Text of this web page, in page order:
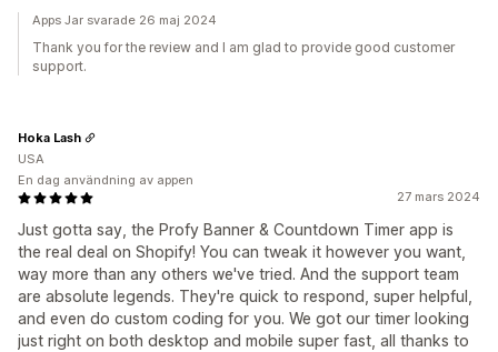
Apps Jar svarade 26 maj 2024
Thank you for the review and I am glad to provide good customer
support.
27 mars 2024
Just gotta say, the Profy Banner & Countdown Timer app is
the real deal on Shopify! You can tweak it however you want,
way more than any others we've tried. And the support team
are absolute legends. They're quick to respond, super helpful,
and even do custom coding for you. We got our timer looking
just right on both desktop and mobile super fast, all thanks to
Hoka Lash
USA
En dag användning av appen